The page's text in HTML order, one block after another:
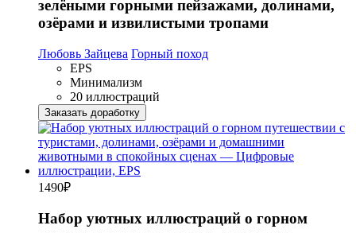
зелёными горными пейзажами, долинами,
озёрами и извилистыми тропами
Любовь Зайцева Горный поход
EPS
Минимализм
20 иллюстраций
Заказать доработку
1490₽
Набор уютных иллюстраций о горном